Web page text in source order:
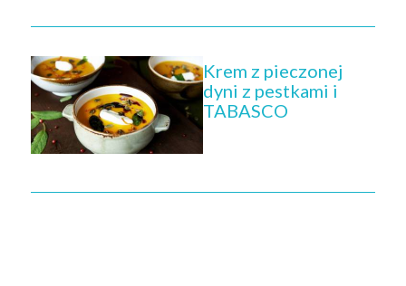
Krem z pieczonej
dyni z pestkami i
TABASCO